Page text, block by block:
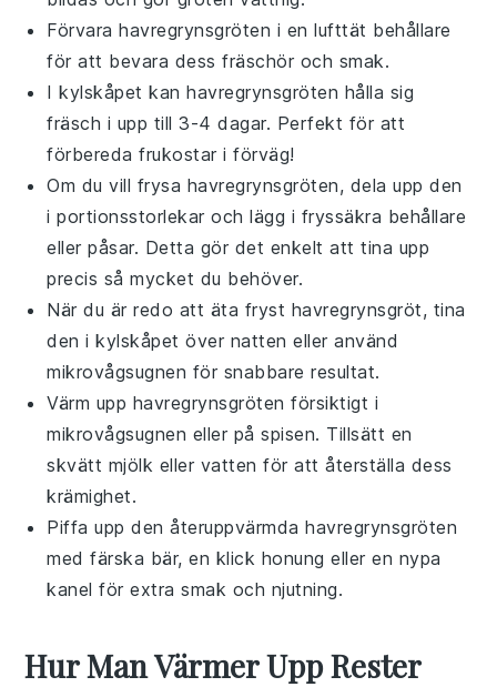
Förvarahavregrynsgröten i en lufttät behållare
för att bevara dess fräschör och smak.
I kylskåpet kanhavregrynsgröten hålla sig
fräsch i upp till 3-4 dagar. Perfekt för att
förbereda frukostar i förväg!
Om du vill frysa havregrynsgröten, dela upp den
i portionsstorlekar och lägg i fryssäkra behållare
eller påsar. Detta gör det enkelt att tina upp
precis så mycket du behöver.
När du är redo att äta fryst havregrynsgröt, tina
den i kylskåpet över natten eller använd
mikrovågsugnen för snabbare resultat.
Värm upp havregrynsgröten försiktigt i
mikrovågsugnen eller på spisen. Tillsätt en
skvätt mjölk eller vatten för att återställa dess
krämighet.
Piffa upp den återuppvärmdahavregrynsgröten
med färska bär, en klick honung eller en nypa
kanel för extra smak och njutning.
Hur Man Värmer Upp Rester